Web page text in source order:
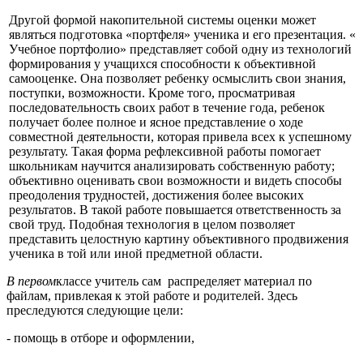
Другой формой накопительной системы оценки может
являться подготовка «портфеля» ученика и его презентация. «
Учебное портфолио» представляет собой одну из технологий
формирования у учащихся способности к объективной
самооценке. Она позволяет ребенку осмыслить свои знания,
поступки, возможности. Кроме того, просматривая
последовательность своих работ в течение года, ребенок
получает более полное и ясное представление о ходе
совместной деятельности, которая привела всех к успешному
результату. Такая форма рефлексивной работы помогает
школьникам научится анализировать собственную работу;
объективно оценивать свои возможности и видеть способы
преодоления трудностей, достижения более высоких
результатов. В такой работе повышается ответственность за
свой труд. Подобная технология в целом позволяет
представить целостную картину объективного продвижения
ученика в той или иной предметной области.
В первомклассе учитель сам распределяет материал по
файлам, привлекая к этой работе и родителей. Здесь
преследуются следующие цели:
- помощь в отборе и оформлении,